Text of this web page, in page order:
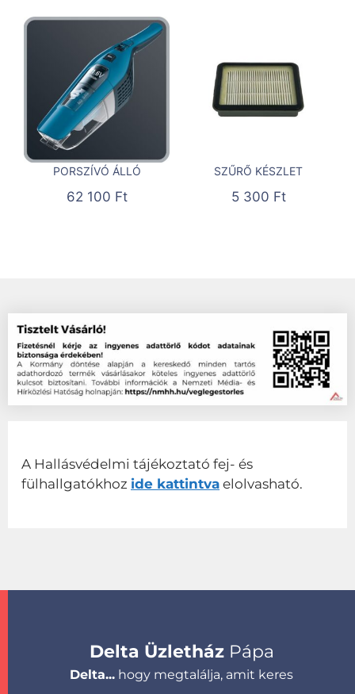
PORSZÍVÓ ÁLLÓ
62 100 Ft
SZŰRŐ KÉSZLET
5 300 Ft
A Hallásvédelmi tájékoztató fej- és
fülhallgatókhoz ide kattintva elolvasható.
Delta ÜzletházPápa
Delta... hogy megtalálja, amit keres